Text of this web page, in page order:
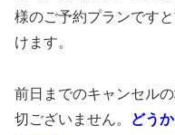
様のご予約プランです
けます。
前日までのキャンセル
切ございません。
どう